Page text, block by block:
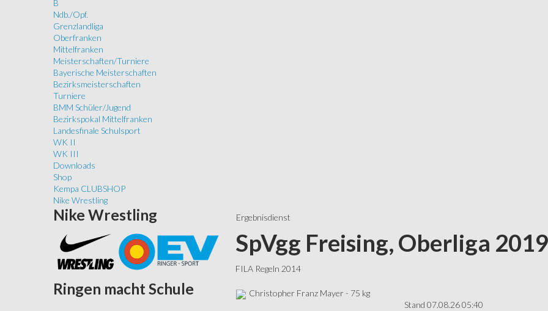
B
Ndb./Opf.
Grenzlandliga
Oberfranken
Mittelfranken
Meisterschaften/Turniere
Bayerische Meisterschaften
Bezirksmeisterschaften
Turniere
BMM Schüler/Jugend
Bezirkspokal Mittelfranken
Landesfinale Schulsport
WK II
WK III
Downloads
Shop
Kempa CLUBSHOP
Nike Wrestling
Ergebnisdienst
SpVgg Freising, Oberliga 2019
FILA Regeln 2014
Christopher Franz Mayer - 75 kg
Stand 07.08.26 05:40
Nike Wrestling
Ringen macht Schule